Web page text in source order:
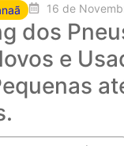
16 de
dos
e